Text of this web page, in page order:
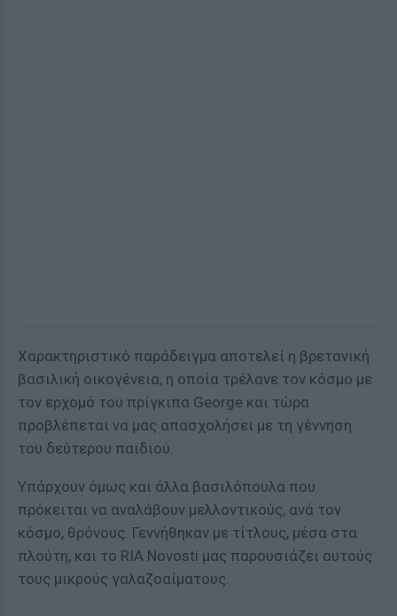
Χαρακτηριστικό παράδειγμα αποτελεί η βρετανική
βασιλική οικογένεια, η οποία τρέλανε τον κόσμο με
τον ερχομό του πρίγκιπα George και τώρα
προβλέπεται να μας απασχολήσει με τη γέννηση
του δεύτερου παιδιού.
Υπάρχουν όμως και άλλα βασιλόπουλα που
πρόκειται να αναλάβουν μελλοντικούς, ανά τον
κόσμο, θρόνους. Γεννήθηκαν με τίτλους, μέσα στα
πλούτη, και το RIA Novosti μας παρουσιάζει αυτούς
τους μικρούς γαλαζοαίματους.